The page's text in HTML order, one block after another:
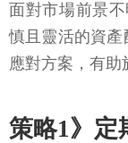
面對市場前景
慎且靈活的資
應對方案，有助
策略1》定